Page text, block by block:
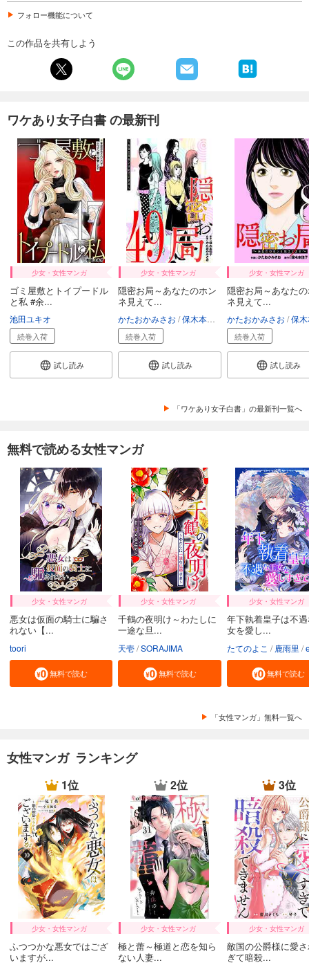
フォロー機能について
この作品を共有しよう
ワケあり女子白書 の最新刊
少女・女性マンガ
ゴミ屋敷とトイプードル
と私 #余...
池田ユキオ
続巻入荷
試し読み
少女・女性マンガ
隠密お局～あなたのホン
ネ見えて...
かたおかみさお 保木本佳子
続巻入荷
試し読み
少女・女性マンガ
隠密お局～あなた
ネ見えて...
かたおかみさお 保木本
続巻入荷
試し読み
「ワケあり女子白書」の最新刊一覧へ
無料で読める女性マンガ
少女・女性マンガ
悪女は仮面の騎士に騙さ
れない【...
toori
無料で読む
少女・女性マンガ
千鶴の夜明け～わたしに
一途な旦...
天壱 SORAJIMA
無料で読む
少女・女性マンガ
年下執着皇子は不
女を愛し...
たてのよこ 鹿雨里
無料で読む
「女性マンガ」無料一覧へ
女性マンガ ランキング
1位
少女・女性マンガ
ふつつかな悪女ではござ
いますが...
2位
少女・女性マンガ
極と蕾～極道と恋を知ら
ない人妻...
3位
少女・女性マンガ
敵国の公爵様に愛
ぎて暗殺...